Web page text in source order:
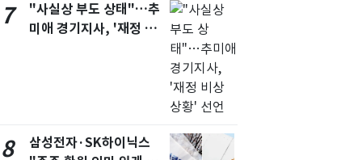
7
"사실상 부도 상태"…추
미애 경기지사, '재정 비
8
삼성전자·SK하이닉스